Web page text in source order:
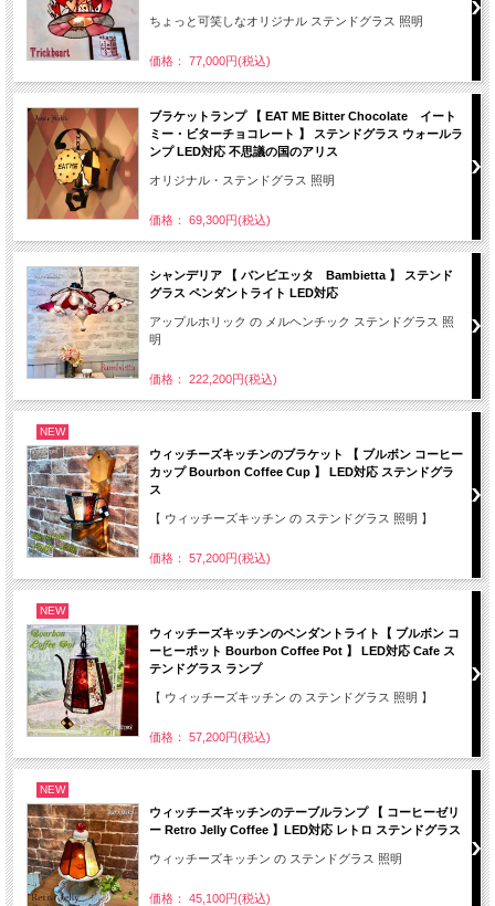
ちょっと可笑しなオリジナル ステンドグラス 照明
価格： 77,000円(税込)
ブラケットランプ 【 EAT ME Bitter Chocolate イート
ミー・ビターチョコレート 】 ステンドグラス ウォールラ
ンプ LED対応 不思議の国のアリス
オリジナル・ステンドグラス 照明
価格： 69,300円(税込)
シャンデリア 【 バンビエッタ Bambietta 】 ステンド
グラス ペンダントライト LED対応
アップルホリック の メルヘンチック ステンドグラス 照
明
価格： 222,200円(税込)
NEW
ウィッチーズキッチンのブラケット 【 ブルボン コーヒー
カップ Bourbon Coffee Cup 】 LED対応 ステンドグラ
ス
【 ウィッチーズキッチン の ステンドグラス 照明 】
価格： 57,200円(税込)
NEW
ウィッチーズキッチンのペンダントライト【 ブルボン コ
ーヒーポット Bourbon Coffee Pot 】 LED対応 Cafe ス
テンドグラス ランプ
【 ウィッチーズキッチン の ステンドグラス 照明 】
価格： 57,200円(税込)
NEW
ウィッチーズキッチンのテーブルランプ 【 コーヒーゼリ
ー Retro Jelly Coffee 】LED対応 レトロ ステンドグラス
ウィッチーズキッチン の ステンドグラス 照明
価格： 45,100円(税込)